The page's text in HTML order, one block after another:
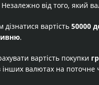
Незалежно від того,
вартість 50000
.
вартість покупки
інших валютах на поточне